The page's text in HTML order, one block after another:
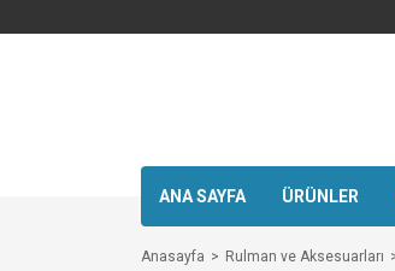
ANA SAYFA ÜRÜNLER
Anasayfa Rulman ve Aksesuarları